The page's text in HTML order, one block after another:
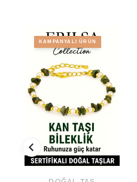
KAMPANYALI ÜRÜN